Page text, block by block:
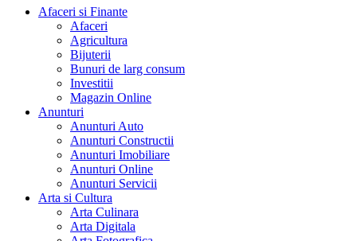
Afaceri si Finante
Afaceri
Agricultura
Bijuterii
Bunuri de larg consum
Investitii
Magazin Online
Anunturi
Anunturi Auto
Anunturi Constructii
Anunturi Imobiliare
Anunturi Online
Anunturi Servicii
Arta si Cultura
Arta Culinara
Arta Digitala